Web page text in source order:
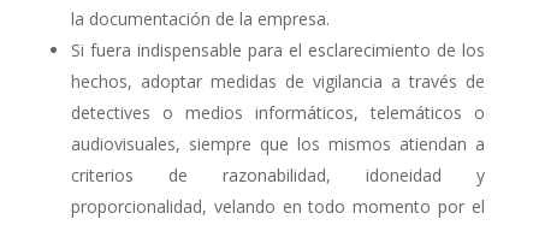
la documentación de la empresa.
Si fuera indispensable para el esclarecimiento de los
hechos, adoptar medidas de vigilancia a través de
detectives o medios informáticos, telemáticos o
audiovisuales, siempre que los mismos atiendan a
criterios de razonabilidad, idoneidad y
proporcionalidad, velando en todo momento por el